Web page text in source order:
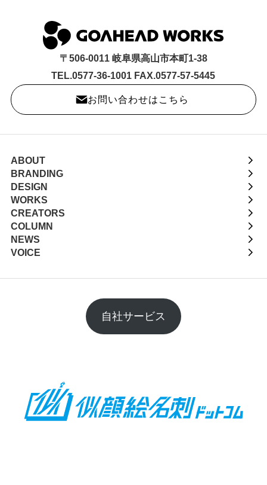
〒506-0011 岐阜県高山市本町1-38
TEL.0577-36-1001 FAX.0577-57-5445
お問い合わせはこちら
ABOUT
BRANDING
DESIGN
WORKS
CREATORS
COLUMN
NEWS
VOICE
自社サービス